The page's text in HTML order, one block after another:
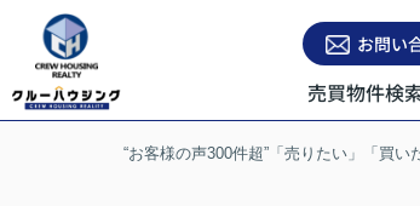
お問い
売買物件検
“お客様の声300件超”「売りたい」「買